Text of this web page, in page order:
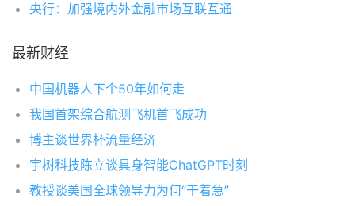
央行：加强境内外金融市场互联互通
最新财经
中国机器人下个50年如何走
我国首架综合航测飞机首飞成功
博主谈世界杯流量经济
宇树科技陈立谈具身智能ChatGPT时刻
教授谈美国全球领导力为何“干着急”